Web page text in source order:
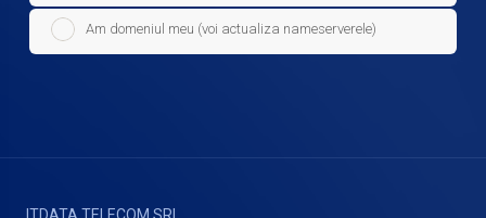
Am domeniul meu (voi actualiza nameserverele)